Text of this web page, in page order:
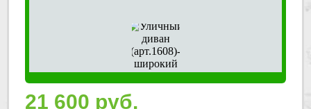
21 600 руб.